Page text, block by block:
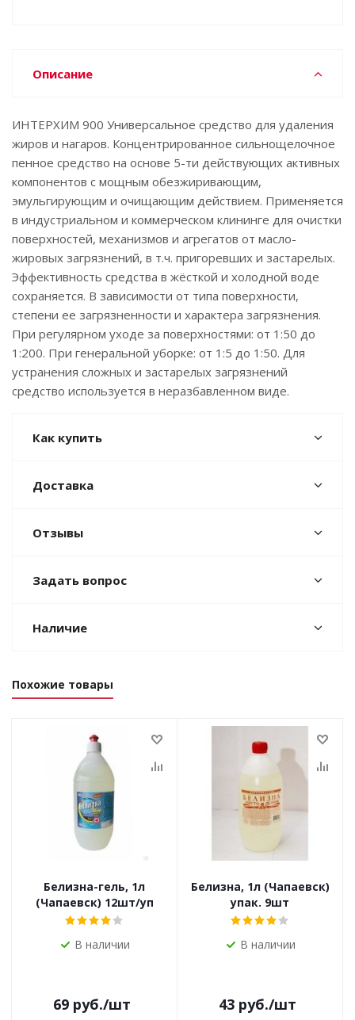
Описание
ИНТЕРХИМ 900 Универсальное средство для удаления
жиров и нагаров. Концентрированное cильнощелочное
пенное средство на основе 5-ти действующих активных
компонентов с мощным обезжиривающим,
эмульгирующим и очищающим действием. Применяется
в индустриальном и коммерческом клининге для очистки
поверхностей, механизмов и агрегатов от масло-
жировых загрязнений, в т.ч. пригоревших и застарелых.
Эффективность средства в жёсткой и холодной воде
сохраняется. В зависимости от типа поверхности,
степени ее загрязненности и характера загрязнения.
При регулярном уходе за поверхностями: от 1:50 до
1:200. При генеральной уборке: от 1:5 до 1:50. Для
устранения сложных и застарелых загрязнений
средство используется в неразбавленном виде.
Как купить
Доставка
Отзывы
Задать вопрос
Наличие
Похожие товары
Белизна-гель, 1л
(Чапаевск) 12шт/уп
В наличии
69руб./шт
Белизна, 1л (Чапаевск)
упак. 9шт
В наличии
43руб./шт